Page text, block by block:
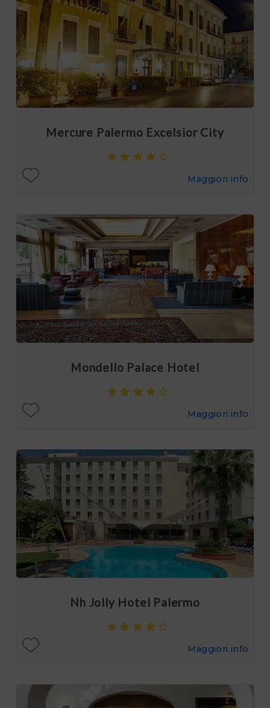
Mercure Palermo Excelsior City
Maggiori info
Mondello Palace Hotel
Maggiori info
Nh Jolly Hotel Palermo
Maggiori info